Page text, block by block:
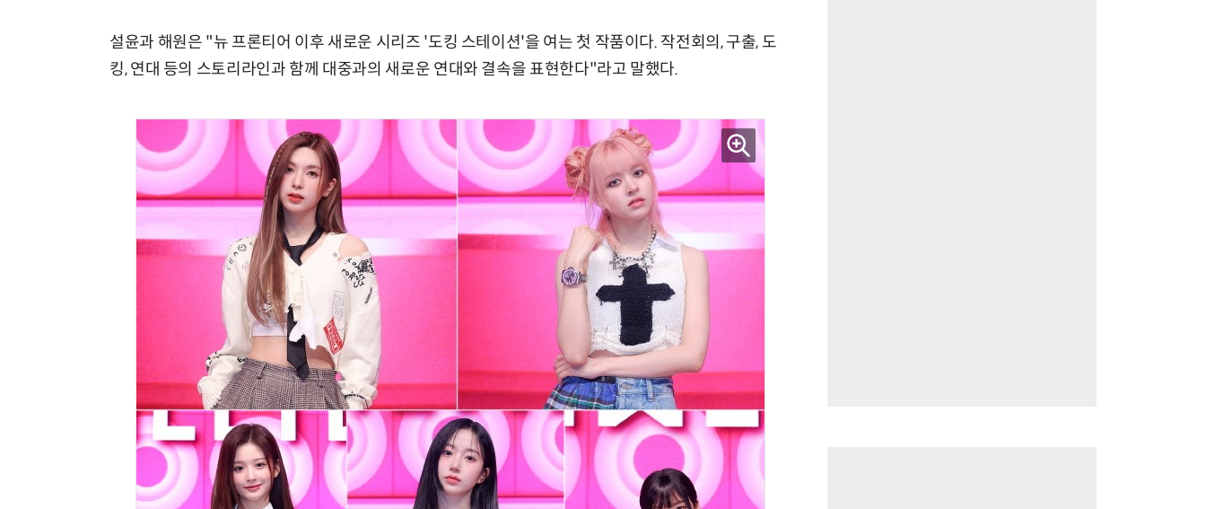
설윤과 해원은 "뉴 프론티어 이후 새로운 시리즈 '도킹 스테이션'을 여는 첫 작품이다. 작전회의, 구출, 도
킹, 연대 등의 스토리라인과 함께 대중과의 새로운 연대와 결속을 표현한다"라고 말했다.